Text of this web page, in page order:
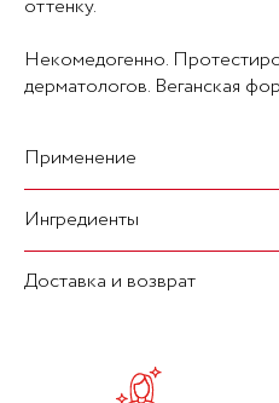
оттенку.
Некомедогенно.
дерматологов. Веганская
Применение
Нанесите несколько капель
увлажнённую кожу лица.
продукт массирующими
коррекции несовершенств,
Ингредиенты
Ключевые ингредиенты:-
изменениями, способствует
укрепляет естественные
Доставка и возврат
доставку транспортными